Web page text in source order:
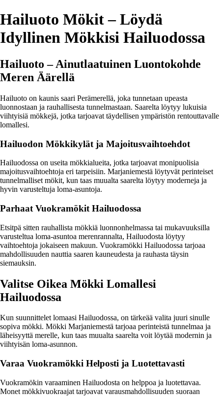
Hailuoto Mökit – Löydä
Idyllinen Mökkisi Hailuodossa
Hailuoto – Ainutlaatuinen Luontokohde
Meren Äärellä
Hailuoto on kaunis saari Perämerellä, joka tunnetaan upeasta
luonnostaan ja rauhallisesta tunnelmastaan. Saarelta löytyy lukuisia
viihtyisiä mökkejä, jotka tarjoavat täydellisen ympäristön rentouttavalle
lomallesi.
Hailuodon Mökkikylät ja Majoitusvaihtoehdot
Hailuodossa on useita mökkialueita, jotka tarjoavat monipuolisia
majoitusvaihtoehtoja eri tarpeisiin. Marjaniemestä löytyvät perinteiset
tunnelmalliset mökit, kun taas muualta saarelta löytyy moderneja ja
hyvin varusteltuja loma-asuntoja.
Parhaat Vuokramökit Hailuodossa
Etsitpä sitten rauhallista mökkiä luonnonhelmassa tai mukavuuksilla
varusteltua loma-asuntoa merenrannalta, Hailuodosta löytyy
vaihtoehtoja jokaiseen makuun. Vuokramökki Hailuodossa tarjoaa
mahdollisuuden nauttia saaren kauneudesta ja rauhasta täysin
siemauksin.
Valitse Oikea Mökki Lomallesi
Hailuodossa
Kun suunnittelet lomaasi Hailuodossa, on tärkeää valita juuri sinulle
sopiva mökki. Mökki Marjaniemestä tarjoaa perinteistä tunnelmaa ja
läheisyyttä merelle, kun taas muualta saarelta voit löytää modernin ja
viihtyisän loma-asunnon.
Varaa Vuokramökki Helposti ja Luotettavasti
Vuokramökin varaaminen Hailuodosta on helppoa ja luotettavaa.
Monet mökkivuokraajat tarjoavat varausmahdollisuuden suoraan